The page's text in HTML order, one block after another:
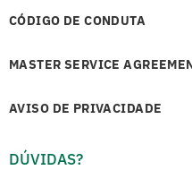
CÓDIGO DE CONDUTA
MASTER SERVICE
AVISO DE PRIVACIDADE
DÚVIDAS?